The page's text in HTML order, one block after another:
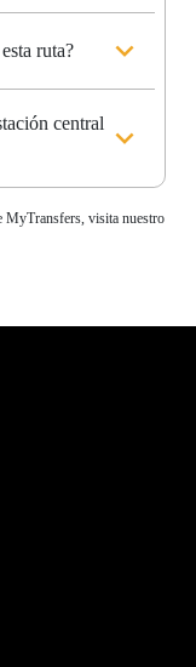
ruta?
central
MyTransfers, visita nuestro